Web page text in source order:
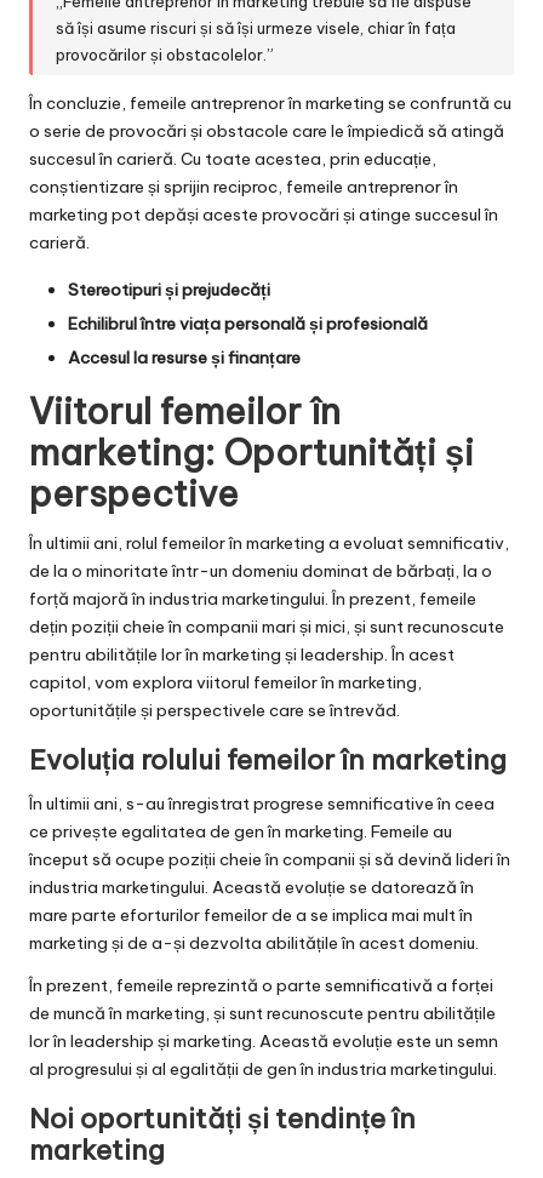
să își asume riscuri și să își urmeze visele, chiar în fața
provocărilor și obstacolelor.”
În concluzie, femeile antreprenor în marketing se confruntă cu
o serie de provocări și obstacole care le împiedică să atingă
succesul în carieră. Cu toate acestea, prin educație,
conștientizare și sprijin reciproc, femeile antreprenor în
marketing pot depăși aceste provocări și atinge succesul în
carieră.
Stereotipuri și prejudecăți
Echilibrul între viața personală și profesională
Accesul la resurse și finanțare
Viitorul femeilor în
marketing: Oportunități și
perspective
În ultimii ani, rolul femeilor în marketing a evoluat semnificativ,
de la o minoritate într-un domeniu dominat de bărbați, la o
forță majoră în industria marketingului. În prezent, femeile
dețin poziții cheie în companii mari și mici, și sunt recunoscute
pentru abilitățile lor în marketing și leadership. În acest
capitol, vom explora viitorul femeilor în marketing,
oportunitățile și perspectivele care se întrevăd.
Evoluția rolului femeilor în marketing
În ultimii ani, s-au înregistrat progrese semnificative în ceea
ce privește egalitatea de gen în marketing. Femeile au
început să ocupe poziții cheie în companii și să devină lideri în
industria marketingului. Această evoluție se datorează în
mare parte eforturilor femeilor de a se implica mai mult în
marketing și de a-și dezvolta abilitățile în acest domeniu.
În prezent, femeile reprezintă o parte semnificativă a forței
de muncă în marketing, și sunt recunoscute pentru abilitățile
lor în leadership și marketing. Această evoluție este un semn
al progresului și al egalității de gen în industria marketingului.
Noi oportunități și tendințe în
marketing